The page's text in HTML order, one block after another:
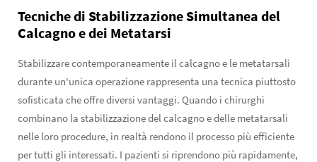
Tecniche di Stabilizzazione Simultanea del
Calcagno e dei Metatarsi
Stabilizzare contemporaneamente il calcagno e le metatarsali
durante un'unica operazione rappresenta una tecnica piuttosto
sofisticata che offre diversi vantaggi. Quando i chirurghi
combinano la stabilizzazione del calcagno e delle metatarsali
nelle loro procedure, in realtà rendono il processo più efficiente
per tutti gli interessati. I pazienti si riprendono più rapidamente,